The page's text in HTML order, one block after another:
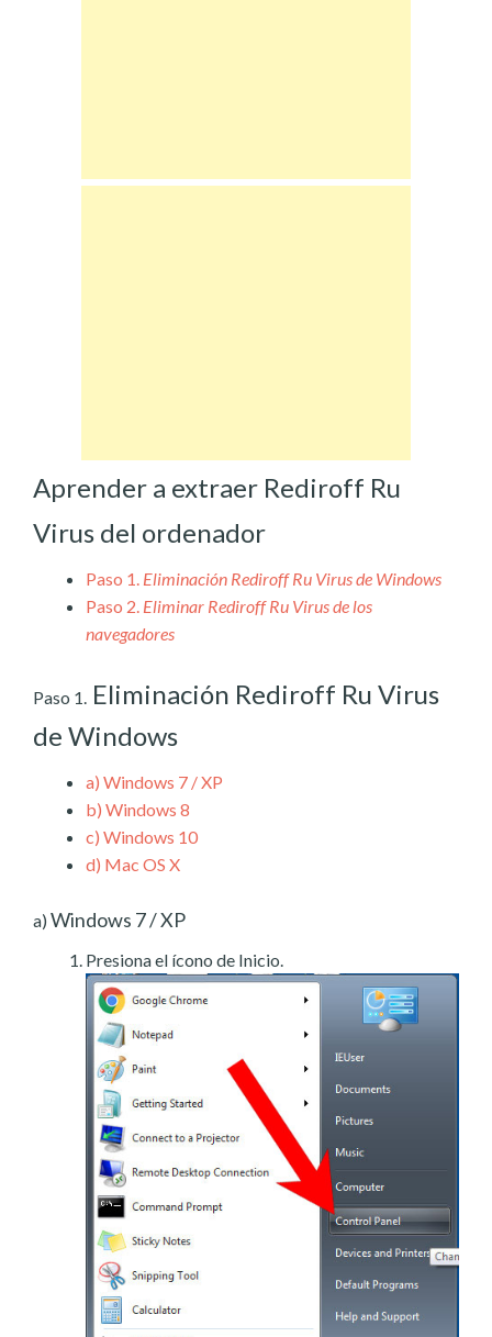
Aprender a extraer Rediroff Ru
Virus del ordenador
Paso 1. Eliminación Rediroff Ru Virus de Windows
Paso 2. Eliminar Rediroff Ru Virus de los
navegadores
Paso 1. Eliminación Rediroff Ru Virus
de Windows
a) Windows 7 / XP
b) Windows 8
c) Windows 10
d) Mac OS X
a) Windows 7 / XP
Presiona el ícono de Inicio.